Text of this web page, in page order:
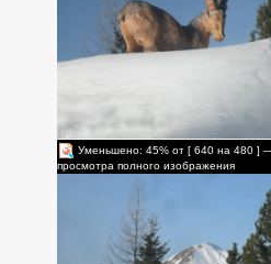
Уменьшено: 45% от [ 640 на 480 ]
просмотра полного изображения